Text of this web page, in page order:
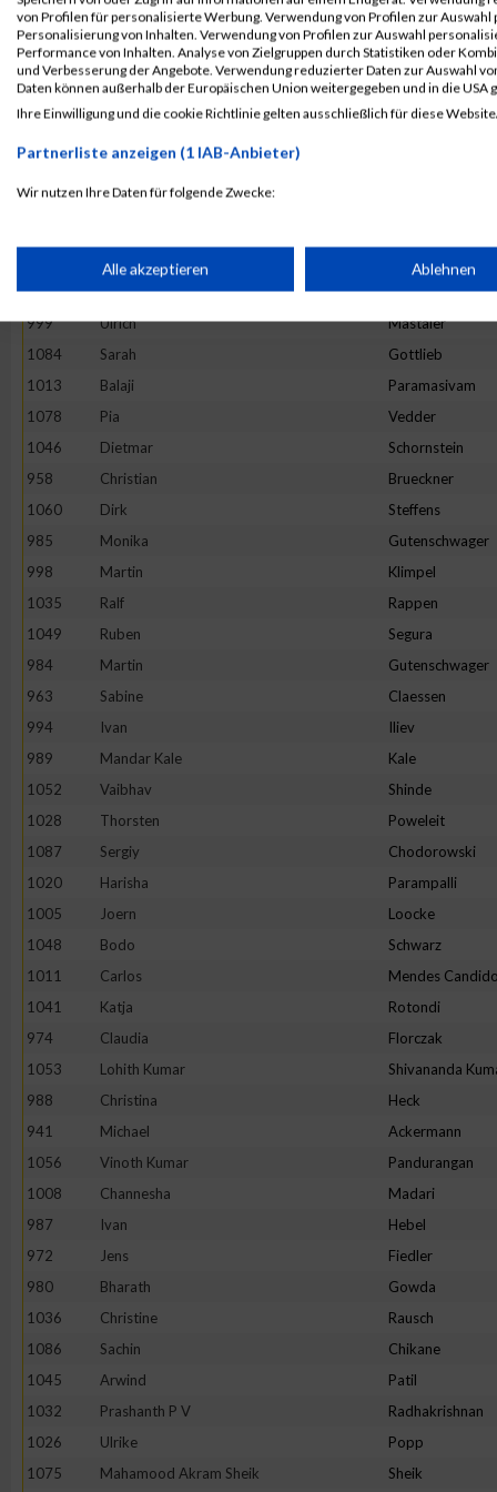
944 Flottmann
Andre
1091
Christian
Pfatschbacher
1089
Klaus
Guggi
1069
Trujillo
1027
Lejla
Dietmar Paul
Stagat
1062
Hilmar
Eucken
999
Ulrich
Mastaler
1084
Sarah
Gottlieb
1013
Balaji
Paramasivam
1078
Pia
Vedder
1046
Dietmar
Schornstein
958
Christian
Brueckner
1060
Dirk
Steffens
985
Monika
Gutenschwager
998
Martin
Klimpel
1035
Ralf
Rappen
1049
Ruben
Segura
984
Martin
Gutenschwager
963
Sabine
Claessen
994
Ivan
Iliev
989
Mandar Kale
Kale
1052
Vaibhav
Shinde
1028
Thorsten
Poweleit
1087
Sergiy
Chodorowski
1020
Harisha
Parampalli
1005
Joern
Loocke
1048
Bodo
Schwarz
1011
Carlos
Mendes
1041
Katja
Rotondi
974
Claudia
Florczak
1053
Lohith Kumar
Shivananda
988
Christina
Heck
941
Michael
Ackermann
1056
Vinoth Kumar
Pandurangan
1008
Channesha
Madari
987
Ivan
Hebel
972
Jens
Fiedler
980
Bharath
Gowda
1036
Christine
Rausch
1086
Sachin
Chikane
1045
Arwind
Patil
1032
Prashanth P V
Radhakrishnan
1026
Ulrike
Popp
1075
Mahamood Akram Sheik Sheik
von Profilen für personalisierte Werbung. Verwendung von Profilen zur
Personalisierung von Inhalten. Verwendung von Profilen zur Auswahl
Performance von Inhalten. Analyse von Zielgruppen durch Statistiken oder
und Verbesserung der Angebote. Verwendung reduzierter Daten zur Auswahl
Daten können außerhalb der Europäischen Union weitergegeben und in die USA
Ihre Einwilligung und die cookie Richtlinie gelten ausschließlich für diese
Partnerliste anzeigen (1 IAB-Anbieter)
Wir nutzen Ihre Daten für folgende Zwecke:
Speichern von oder Zugriff auf Informationen auf einem
Verwendung reduzierter Daten zur Auswahl von
Verwendung von Profilen zur Auswahl personalisierter
Erstellung von Profilen zur Personalisierung von Inhalten
Verwendung von Profilen zur Auswahl personalisierter Inhalte
verschiedenen Quellen
Entwicklung und Verbesserung der Angebote
Verwendung reduzierter Daten zur Auswahl von Inhalten
IAB-Besonderheiten:
Verwendung genauer Standortdaten
Nicht-IAB-Verarbeitungszwecke:
Performance
Funktional
Werbung
Alle akzeptieren Ablehnen